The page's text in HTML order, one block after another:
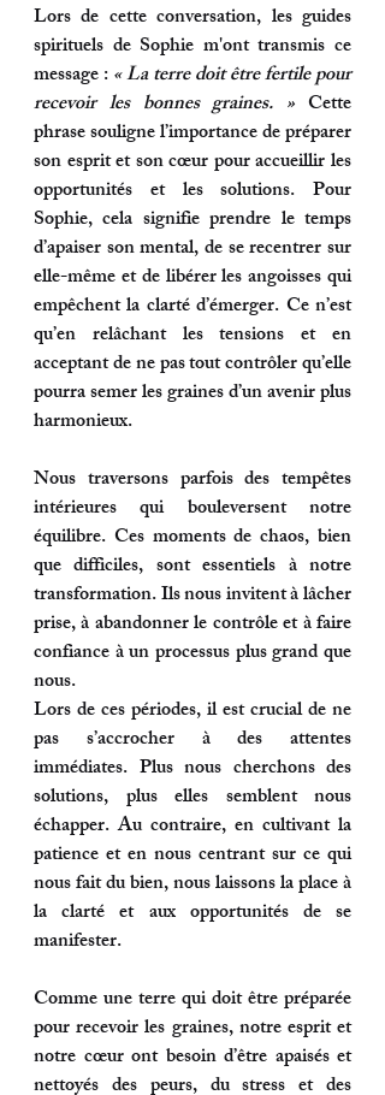
Lors de cette conversation, les guides
spirituels de Sophie m'ont transmis ce
message : « La terre doit être fertile pour
recevoir les bonnes graines. » Cette
phrase souligne l’importance de préparer
son esprit et son cœur pour accueillir les
opportunités et les solutions. Pour
Sophie, cela signifie prendre le temps
d’apaiser son mental, de se recentrer sur
elle-même et de libérer les angoisses qui
empêchent la clarté d’émerger. Ce n’est
qu’en relâchant les tensions et en
acceptant de ne pas tout contrôler qu’elle
pourra semer les graines d’un avenir plus
harmonieux.
Nous traversons parfois des tempêtes
intérieures qui bouleversent notre
équilibre. Ces moments de chaos, bien
que difficiles, sont essentiels à notre
transformation. Ils nous invitent à lâcher
prise, à abandonner le contrôle et à faire
confiance à un processus plus grand que
nous.
Lors de ces périodes, il est crucial de ne
pas s’accrocher à des attentes
immédiates. Plus nous cherchons des
solutions, plus elles semblent nous
échapper. Au contraire, en cultivant la
patience et en nous centrant sur ce qui
nous fait du bien, nous laissons la place à
la clarté et aux opportunités de se
manifester.
Comme une terre qui doit être préparée
pour recevoir les graines, notre esprit et
notre cœur ont besoin d’être apaisés et
nettoyés des peurs, du stress et des